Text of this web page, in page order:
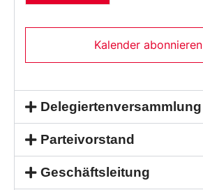
Kalender abonnieren
Delegiertenversammlung
Parteivorstand
Geschäftsleitung